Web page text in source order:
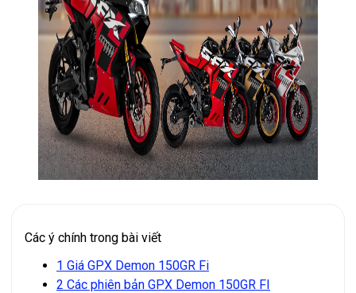
Các ý chính trong bài viết
1 Giá GPX Demon 150GR Fi
2 Các phiên bản GPX Demon 150GR FI